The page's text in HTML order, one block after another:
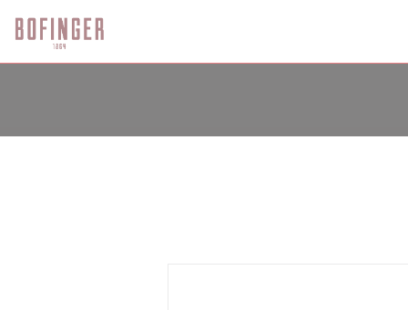
Panel pro správu cookies